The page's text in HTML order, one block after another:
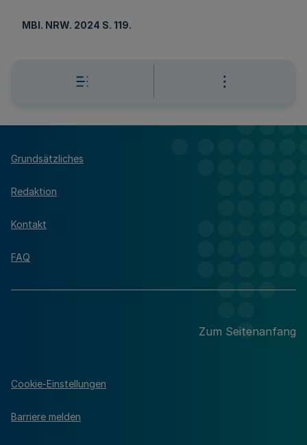
MBl. NRW. 2024 S. 119.
Grundsätzliches
Redaktion
Kontakt
FAQ
Zum Seitenanfang
Cookie-Einstellungen
Barriere melden